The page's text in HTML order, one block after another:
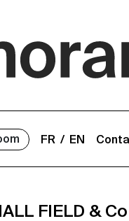
FR EN
FIELD &